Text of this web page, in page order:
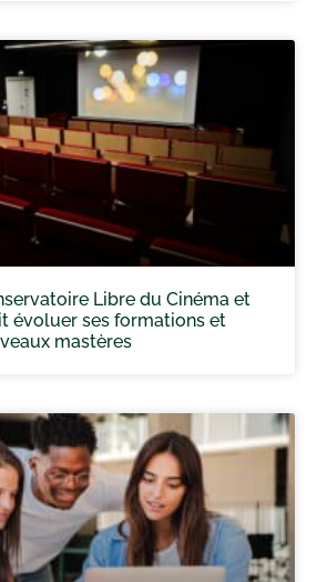
Libre du Cinéma et
évoluer ses formations et
mastères